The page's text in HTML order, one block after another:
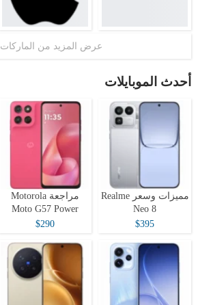
عرض المزيد من الماركات
أحدث الموبايلات
مميزات وسعر Realme
Neo 8
$395
مراجعة Motorola
Moto G57 Power
$290